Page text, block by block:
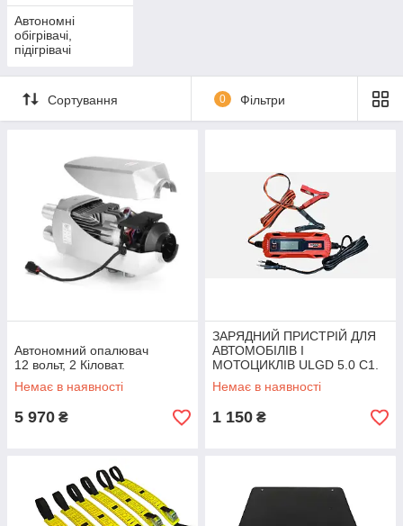
Автономні
обігрівачі,
підігрівачі
Сортування 0 Фільтри
Автономний опалювач
12 вольт, 2 Кіловат.
Немає в наявності
5 970 ₴
ЗАРЯДНИЙ ПРИСТРІЙ ДЛЯ
АВТОМОБІЛІВ І
МОТОЦИКЛІВ ULGD 5.0 C1.
Немає в наявності
1 150 ₴